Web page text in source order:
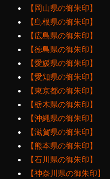
【岡山県の御朱印】
【島根県の御朱印】
【広島県の御朱印】
【徳島県の御朱印】
【愛媛県の御朱印】
【愛知県の御朱印】
【東京都の御朱印】
【栃木県の御朱印】
【沖縄県の御朱印】
【滋賀県の御朱印】
【熊本県の御朱印】
【石川県の御朱印】
【神奈川県の御朱印】